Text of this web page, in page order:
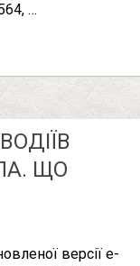
…
ЩО
версії е-